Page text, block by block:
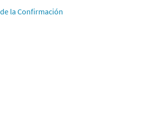
la Confirmación